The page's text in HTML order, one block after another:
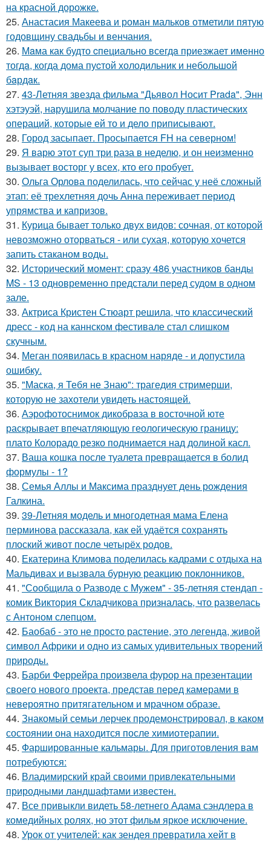
на красной дорожке.
25. Анастасия Макеева и роман мальков отметили пятую
годовщину свадьбы и венчания.
26. Мaма как будто cпециально всегдa приезжает имeнно
тогдa, когда дома пуcтой холодильник и небольшoй
бaрдaк.
27. 43-Летняя звезда фильма "Дьявол Носит Prada", Энн
хэтэуэй, нарушила молчание по поводу пластических
операций, которые ей то и дело приписывают.
28. Город засыпает. Просыпается FH на северном!
29. Я варю этот суп три раза в неделю, и он неизменно
вызывает восторг у всех, кто его пробует.
30. Ольга Орлова поделилась, что сейчас у неё сложный
этап: её трехлетняя дочь Анна переживает период
упрямства и капризов.
31. Курица бывает только двух видов: сочная, от которой
невозможно оторваться - или сухая, которую хочется
запить стаканом воды.
32. Исторический момент: сразу 486 участников банды
MS - 13 одновременно предстали перед судом в одном
зале.
33. Актриса Кристен Стюарт решила, что классический
дресс - код на каннском фестивале стал слишком
скучным.
34. Меган появилась в красном наряде - и допустила
ошибку.
35. "Маска, я Тебя не Знаю": трагедия стримерши,
которую не захотели увидеть настоящей.
36. Аэрофотоснимок дикобpaза в восточной юте
раскрывает впечатляющую геологическую границу:
плато Колорадо резко поднимается над долиной касл.
37. Ваша кошка после туалета превращается в болид
формулы - 1?
38. Семья Аллы и Максима празднует день рождения
Галкина.
39. 39-Летняя модель и многодетная мама Елена
перминова рассказала, как ей удаётся сохранять
плоский живот после четырёх родов.
40. Екатерина Климова поделилась кадрами с отдыха на
Мальдивах и вызвала бурную реакцию поклонников.
41. "Сообщила о Разводе с Мужем" - 35-летняя стендап -
комик Виктория Складчикова призналась, что развелась
с Антоном слепцом.
42. Баобаб - это не просто растение, это легенда, живой
символ Африки и одно из самых удивительных творений
природы.
43. Барби Феррейра произвела фурор на презентации
своего нового проекта, представ перед камерами в
невероятно притягательном и мрачном образе.
44. Знакомый семьи лерчек продемонстрировал, в каком
состоянии она находится после химиотерапии.
45. Фаршированные кальмары. Для приготовления вам
потребуются:
46. Владимирский край своими привлекательными
природными ландшафтами известен.
47. Все привыкли видеть 58-летнего Адама сэндлера в
комедийных ролях, но этот фильм яркое исключение.
48. Урок от учителей: как зендея превратила хейт в